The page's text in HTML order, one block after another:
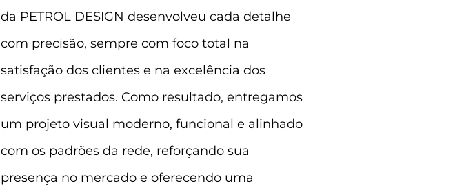
da PETROL DESIGN desenvolveu cada detalhe
com precisão, sempre com foco total na
satisfação dos clientes e na excelência dos
serviços prestados. Como resultado, entregamos
um projeto visual moderno, funcional e alinhado
com os padrões da rede, reforçando sua
presença no mercado e oferecendo uma